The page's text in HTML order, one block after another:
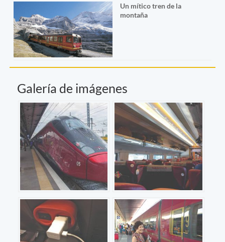
Un mítico tren de la
montaña
Galería de imágenes